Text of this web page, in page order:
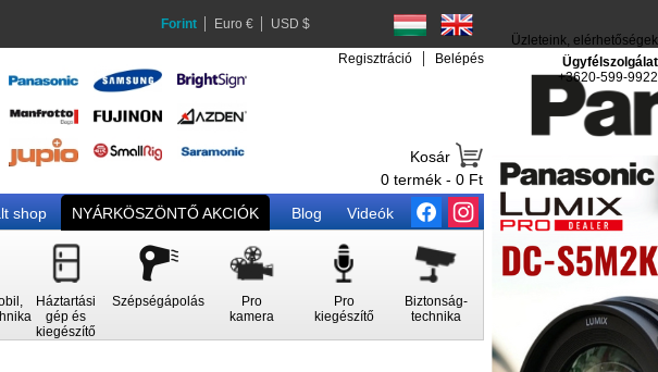
Forint Euro € USD $
Regisztráció Belépés
Kosár
0 termék - 0 Ft
shop NYÁRKÖSZÖNTŐ AKCIÓK Blog Videók
Háztartási
gép és
kiegészítő
Szépségápolás
Pro
kamera
Pro
kiegészítő
Biztonság-
technika
Üzleteink, elérhetőségek
Ügyfélszolgálat
+3620-599-9922